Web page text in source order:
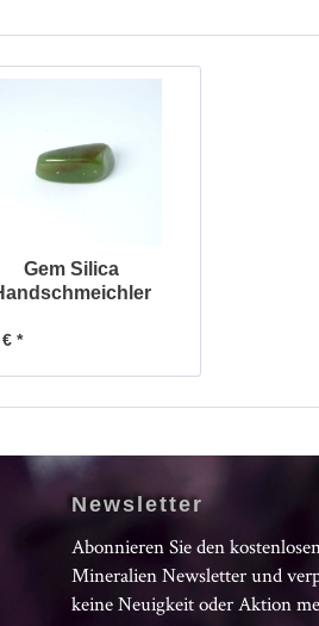
Gem Silica
*
Newsletter
Abonnieren Sie den
Mineralien Newsletter und
keine Neuigkeit oder Aktion